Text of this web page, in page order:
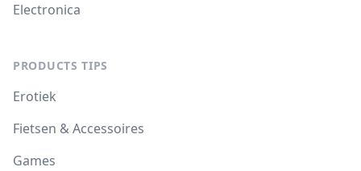
Electronica
PRODUCTS TIPS
Erotiek
Fietsen & Accessoires
Games